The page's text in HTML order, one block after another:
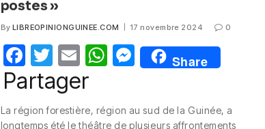
postes »
By LIBREOPINIONGUINEE.COM 17 novembre 2024 0
F
a
e
T
w
itt
er
E
m
W
s
M
e
e
Share
Partager
La région forestière, région au sud de la Guinée, a
longtemps été le théâtre de plusieurs affrontements